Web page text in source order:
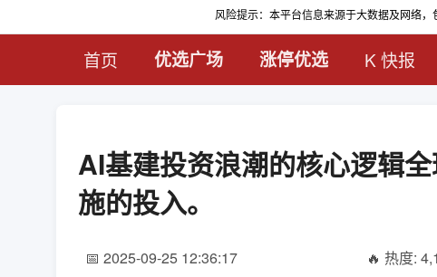
风险提示：本平台信息来源于大数据及网络
首页 优选广场 涨停优选 K 快报
AI基建投资浪潮的核心逻辑
施的投入。
📅 2025-09-25 12:36:17 🔥 热度: